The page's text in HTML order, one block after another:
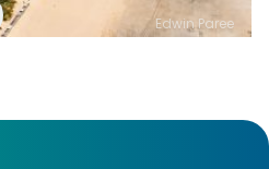
Edwin Paree